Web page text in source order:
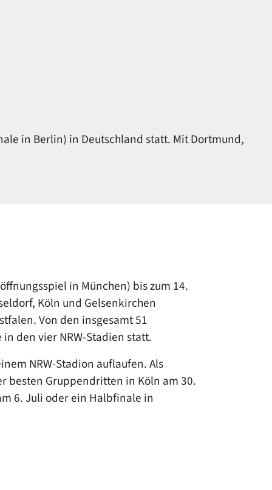
in Berlin) in Deutschland statt. Mit Dortmund,
in München) bis zum 14.
Köln und Gelsenkirchen
Von den insgesamt 51
den vier NRW-Stadien statt.
NRW-Stadion auflaufen. Als
besten Gruppendritten in Köln am 30.
6. Juli oder ein Halbfinale in